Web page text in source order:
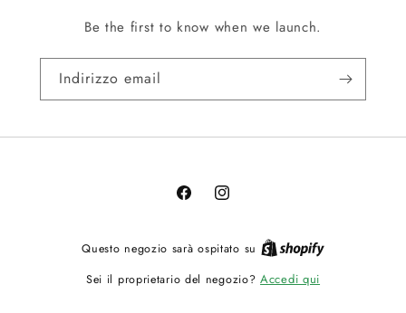
Be the first to know when we launch.
Indirizzo email
FacebookInstagram
Questo negozio sarà ospitato su
Sei il proprietario del negozio?Accedi qui